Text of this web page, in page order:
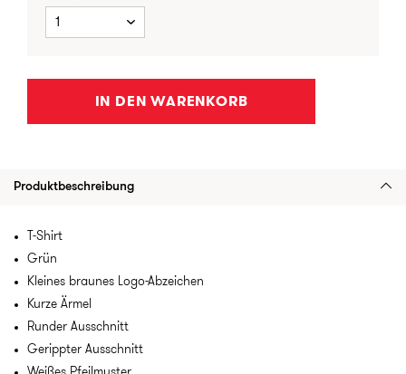
1
IN DEN WARENKORB
Produktbeschreibung
T-Shirt
Grün
Kleines braunes Logo-Abzeichen
Kurze Ärmel
Runder Ausschnitt
Gerippter Ausschnitt